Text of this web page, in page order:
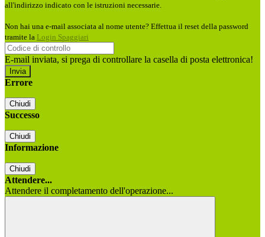
all'indirizzo indicato con le istruzioni necessarie.
Non hai una e-mail associata al nome utente? Effettua il reset della password
tramite la Login Spaggiari
E-mail inviata, si prega di controllare la casella di posta elettronica!
Errore
Chiudi
Successo
Chiudi
Informazione
Chiudi
Attendere...
Attendere il completamento dell'operazione...